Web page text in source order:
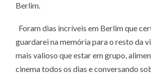
Berlim.
Foram dias incríveis em Berlim que
guardarei na memória para o resto da
mais valioso que estar em grupo,
cinema todos os dias e conversando